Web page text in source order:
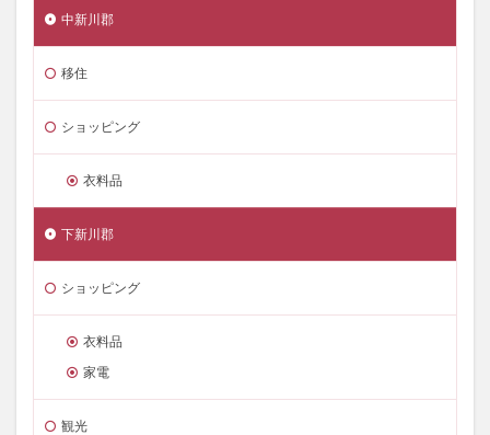
中新川郡
移住
ショッピング
衣料品
下新川郡
ショッピング
衣料品
家電
観光